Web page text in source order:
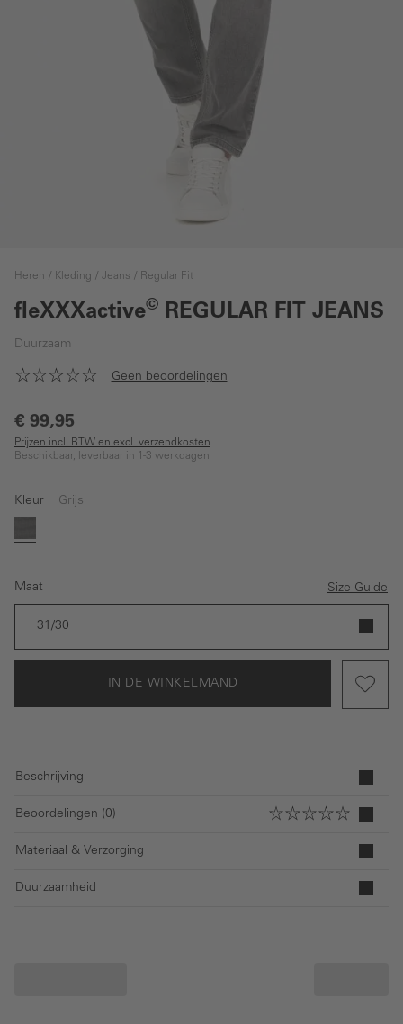
Heren Kleding Jeans Regular Fit
fleXXXactive© REGULAR FIT JEANS
Duurzaam
Geen beoordelingen
€ 99,95
Prijzen incl. BTW en excl. verzendkosten
Beschikbaar, leverbaar in 1-3 werkdagen
Kleur Grijs
Grijs
Maat Size Guide
31/30
IN DE WINKELMAND
Beschrijving
Beoordelingen (0)
Materiaal & Verzorging
Duurzaamheid